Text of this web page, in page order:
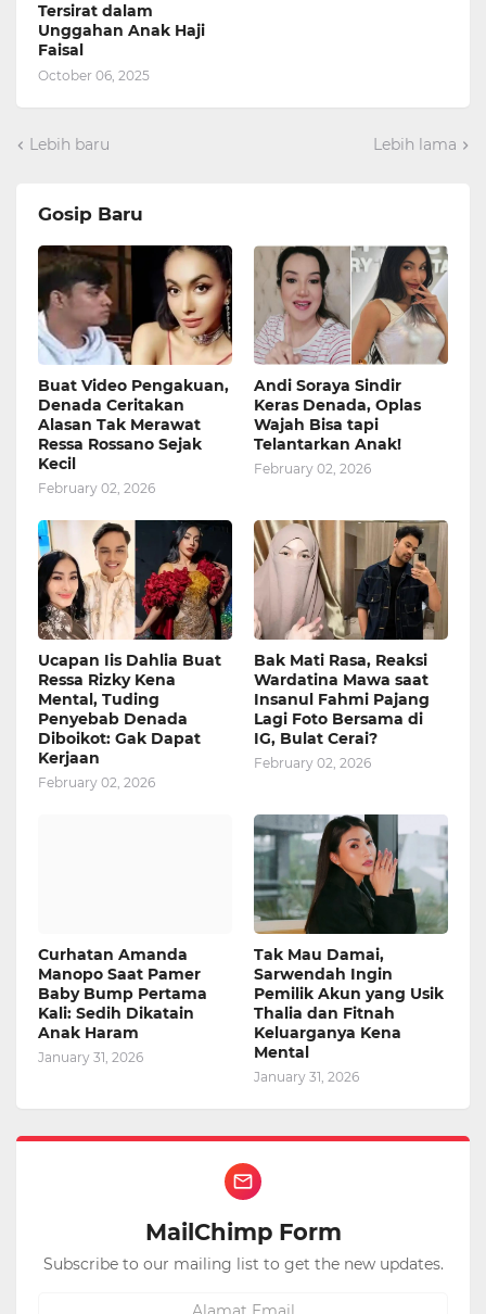
Tersirat dalam
Unggahan Anak Haji
Faisal
October 06, 2025
Lebih baru Lebih lama
Gosip Baru
Buat Video Pengakuan,
Denada Ceritakan
Alasan Tak Merawat
Ressa Rossano Sejak
Kecil
February 02, 2026
Andi Soraya Sindir
Keras Denada, Oplas
Wajah Bisa tapi
Telantarkan Anak!
February 02, 2026
Ucapan Iis Dahlia Buat
Ressa Rizky Kena
Mental, Tuding
Penyebab Denada
Diboikot: Gak Dapat
Kerjaan
February 02, 2026
Bak Mati Rasa, Reaksi
Wardatina Mawa saat
Insanul Fahmi Pajang
Lagi Foto Bersama di
IG, Bulat Cerai?
February 02, 2026
Curhatan Amanda
Manopo Saat Pamer
Baby Bump Pertama
Kali: Sedih Dikatain
Anak Haram
January 31, 2026
Tak Mau Damai,
Sarwendah Ingin
Pemilik Akun yang Usik
Thalia dan Fitnah
Keluarganya Kena
Mental
January 31, 2026
MailChimp Form
Subscribe to our mailing list to get the new updates.